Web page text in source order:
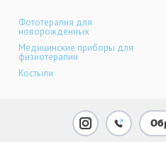
Фототерапия для
новорожденных
Медицинские приборы для
физиотерапии
Костыли